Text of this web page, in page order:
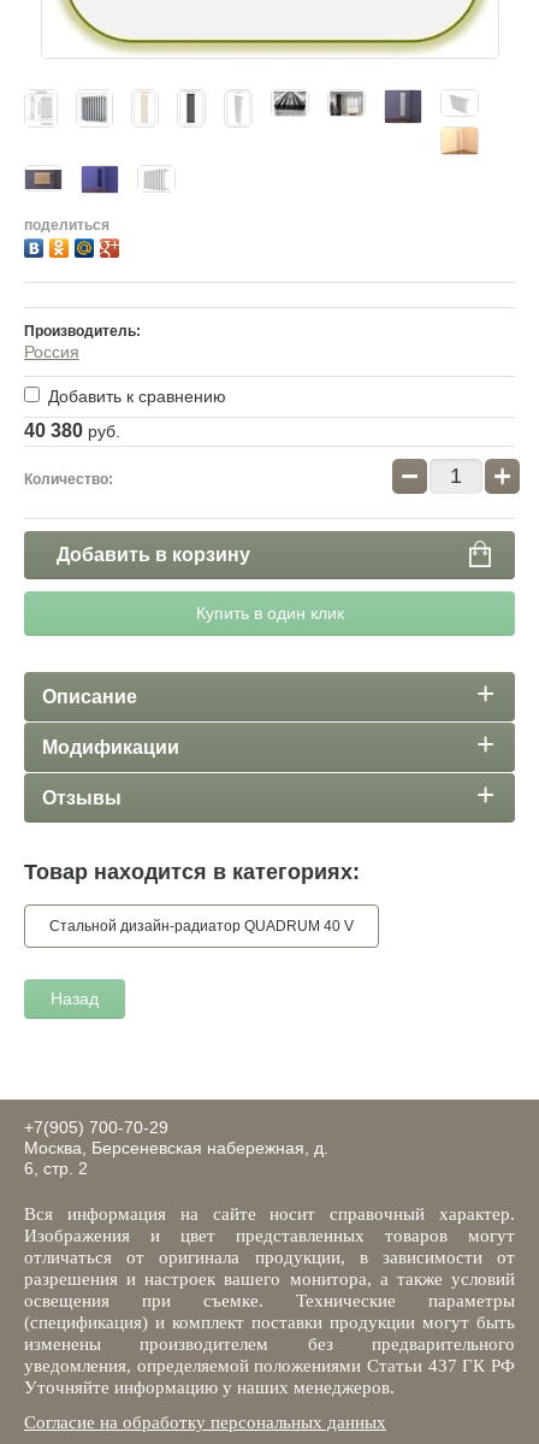
поделиться
Производитель:
Россия
Добавить к сравнению
40 380 руб.
Количество: − +
Добавить в корзину
Купить в один клик
Описание
Модификации
Отзывы
Товар находится в категориях:
Стальной дизайн-радиатор QUADRUM 40 V
Назад
+7(905) 700-70-29
Москва, Берсеневская набережная, д.
6, стр. 2
Вся информация на сайте носит справочный характер.
Изображения и цвет представленных товаров могут
отличаться от оригинала продукции, в зависимости от
разрешения и настроек вашего монитора, а также условий
освещения при съемке. Технические параметры
(спецификация) и комплект поставки продукции могут быть
изменены производителем без предварительного
уведомления, определяемой положениями Статьи 437 ГК РФ
Уточняйте информацию у наших менеджеров.
Согласие на обработку персональных данных